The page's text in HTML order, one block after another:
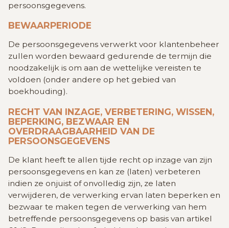
persoonsgegevens.
BEWAARPERIODE
De persoonsgegevens verwerkt voor klantenbeheer
zullen worden bewaard gedurende de termijn die
noodzakelijk is om aan de wettelijke vereisten te
voldoen (onder andere op het gebied van
boekhouding).
RECHT VAN INZAGE, VERBETERING, WISSEN,
BEPERKING, BEZWAAR EN
OVERDRAAGBAARHEID VAN DE
PERSOONSGEGEVENS
De klant heeft te allen tijde recht op inzage van zijn
persoonsgegevens en kan ze (laten) verbeteren
indien ze onjuist of onvolledig zijn, ze laten
verwijderen, de verwerking ervan laten beperken en
bezwaar te maken tegen de verwerking van hem
betreffende persoonsgegevens op basis van artikel